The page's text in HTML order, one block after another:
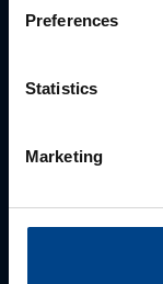
Preferences
Statistics
Marketing
Kuidas saame